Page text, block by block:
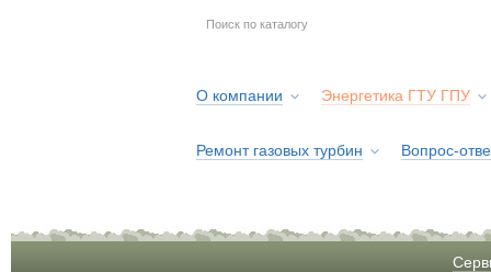
О компании Энергетика ГТУ ГПУ
Ремонт газовых турбин Вопрос-